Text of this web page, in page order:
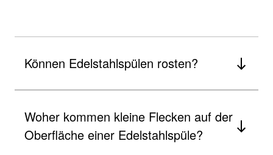
Können Edelstahlspülen rosten?
Woher kommen kleine Flecken auf der
Oberfläche einer Edelstahlspüle?